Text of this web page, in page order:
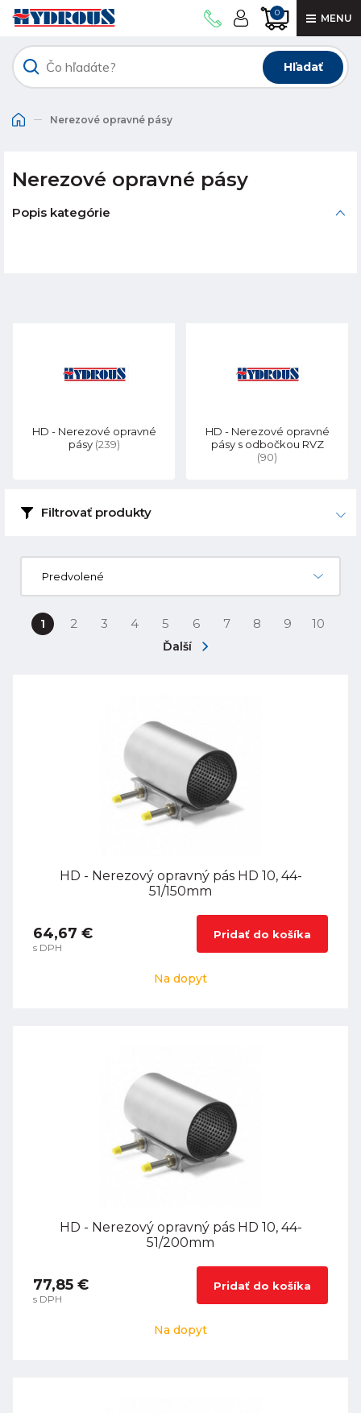
0 MENU
Hľadať
Nerezové opravné pásy
Nerezové opravné pásy
Popis kategórie
HD - Nerezové opravné
pásy (239)
HD - Nerezové opravné
pásy s odbočkou RVZ
(90)
Filtrovať produkty
Predvolené
1 2 3 4 5 6 7 8 9 10
Ďalší
HD - Nerezový opravný pás HD 10, 44-
51/150mm
64,67 €
s DPH
Pridať do košíka
Na dopyt
HD - Nerezový opravný pás HD 10, 44-
51/200mm
77,85 €
s DPH
Pridať do košíka
Na dopyt